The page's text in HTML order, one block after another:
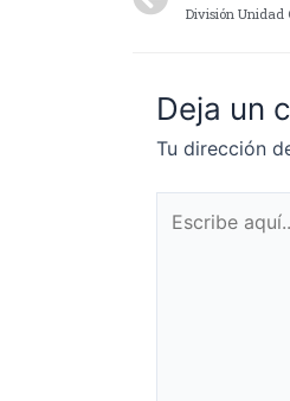
División Unidad
Deja un
Tu dirección